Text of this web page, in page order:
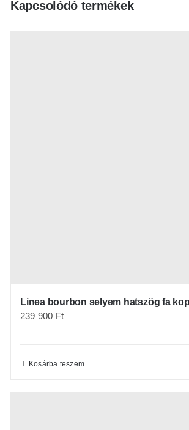
Kapcsolódó termékek
Linea bourbon selyem hatszög fa
239 900 Ft
Kosárba teszem